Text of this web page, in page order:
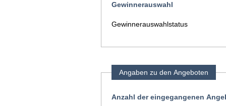
Gewinnerauswahl
Gewinnerauswahlstatus
Angaben zu den Angeboten
Anzahl der eingegangenen